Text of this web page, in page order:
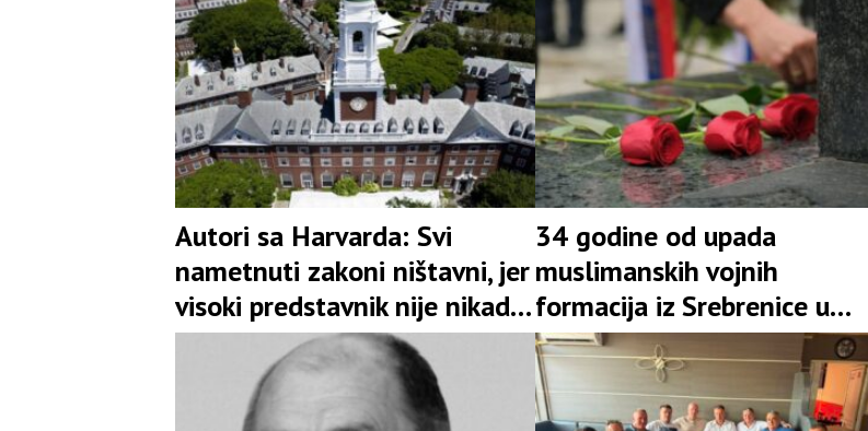
Autori sa Harvarda: Svi
nametnuti zakoni ništavni, jer
visoki predstavnik nije nikad
imao zakonodavna ovlaštenja
34 godine od upada
muslimanskih vojnih
formacija iz Srebrenice u
bratunačko srpsko selo
Ježestica